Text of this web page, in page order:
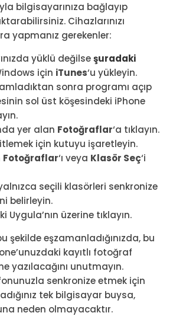
bilgisayarınıza bağlayıp
Cihazlarınızı
yapmanız gerekenler:
yüklü değilseşuradaki
için iTunes‘u yükleyin.
sonra programı açıp
sol üst köşesindeki iPhone
yer alan Fotoğraflar‘a tıklayın.
için kutuyu işaretleyin.
Fotoğraflar‘ı veya Klasör Seç‘i
seçili klasörleri senkronize
belirleyin.
Uygula’nın üzerine tıklayın.
şekilde eşzamanladığınızda, bu
kayıtlı fotoğraf
yazılacağını unutmayın.
senkronize etmek için
tek bilgisayar buysa,
neden olmayacaktır.